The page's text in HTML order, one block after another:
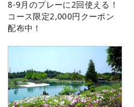
8-9月のプレーに2回使える！
コース限定2,000円クーポン
配布中！